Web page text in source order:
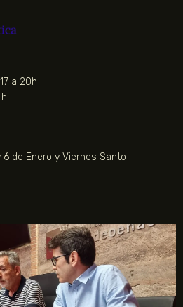
a 20h
6 de Enero y Viernes Santo